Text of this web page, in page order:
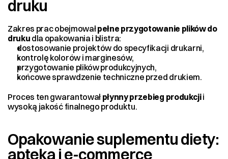
druku
Zakres prac obejmował pełne przygotowanie plików do
druku dla opakowania i blistra:
dostosowanie projektów do specyfikacji drukarni,
kontrolę kolorów i marginesów,
przygotowanie plików produkcyjnych,
końcowe sprawdzenie techniczne przed drukiem.
Proces ten gwarantował płynny przebieg produkcji i
wysoką jakość finalnego produktu.
Opakowanie suplementu diety:
apteka i e-commerce